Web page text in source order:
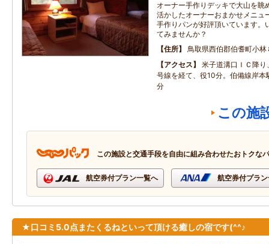
オーナー手作りデッキで大山を眺
活かしたオーナーおまかせメニュ
手作りパンが好評頂いています。
てみませんか？
住所
鳥取県西伯郡伯耆町小林
アクセス
米子道溝口ＩＣ降
号線を経て、役10分。伯備線岸本
分
この施
この施設と交通手段を自由に組み合わせたおトクな
航空券付プラン一覧へ 航空券付プラ
★口コミ5.0点またくるねといって頂ける癒しの宿です(^^♪